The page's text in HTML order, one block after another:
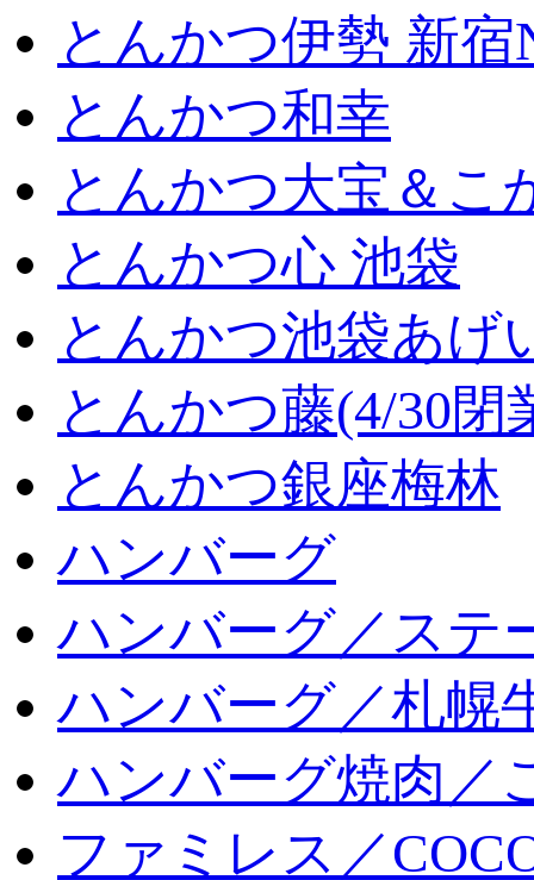
とんかつ伊勢 新宿
とんかつ和幸
とんかつ大宝＆こ
とんかつ心 池袋
とんかつ池袋あげ
とんかつ藤(4/30閉
とんかつ銀座梅林
ハンバーグ
ハンバーグ／ステ
ハンバーグ／札幌
ハンバーグ焼肉／
ファミレス／